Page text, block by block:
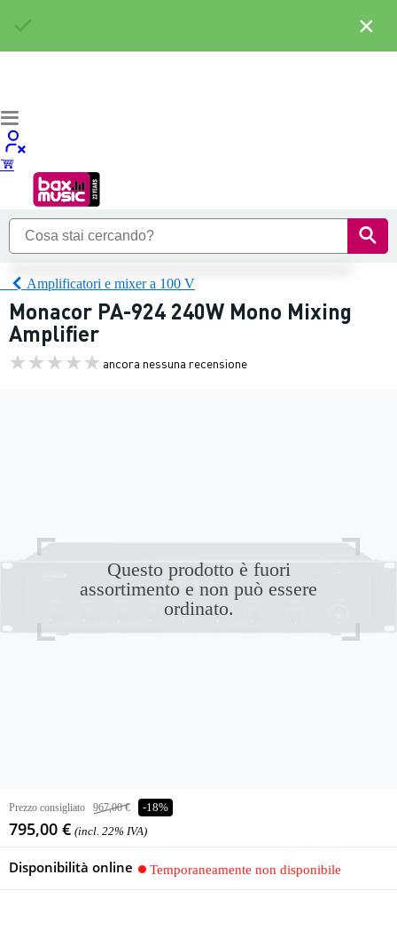
Amplificatori e mixer a 100 V
Monacor PA-924 240W Mono Mixing
Amplifier
ancora nessuna recensione
Questo prodotto è fuori
assortimento e non può essere
ordinato.
Prezzo consigliato 967,00 € -18%
795,00 € (incl. 22% IVA)
Disponibilità online Temporaneamente non disponibile
×